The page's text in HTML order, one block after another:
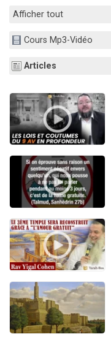
Afficher tout
Cours Mp3-Vidéo
Articles